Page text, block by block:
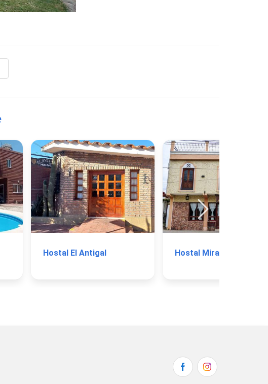
Hostal El Antigal Hostal Mirador del Valle